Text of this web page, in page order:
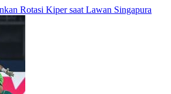
Rotasi Kiper saat Lawan Singapura